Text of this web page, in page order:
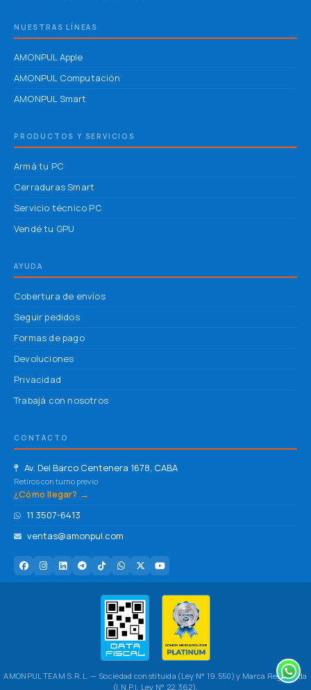
NUESTRAS LÍNEAS
AMONPUL Apple
AMONPUL Computación
AMONPUL Smart
PRODUCTOS Y SERVICIOS
Armá tu PC
Cerraduras Smart
Servicio técnico PC
Vendé tu GPU
AYUDA
Cobertura de envíos
Seguir pedidos
Formas de pago
Devoluciones
Privacidad
Trabajá con nosotros
CONTACTO
Av. Del Barco Centenera 1678, CABA
Retiros con turno previo
¿Cómo llegar? →
11 3507-6413
ventas@amonpul.com
AMONPUL TEAM S.R.L. — Sociedad constituida (Ley N° 19.550) y Marca Registrada
(I.N.P.I. Ley N° 22.362).